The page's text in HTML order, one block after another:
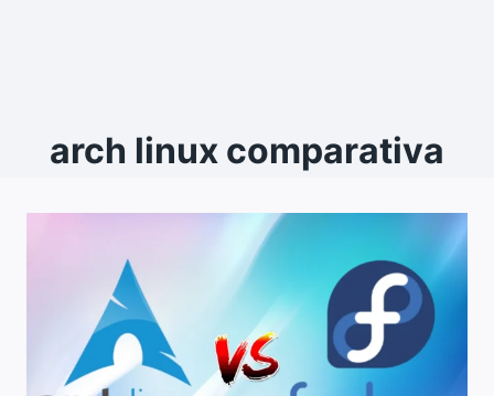
arch linux comparativa